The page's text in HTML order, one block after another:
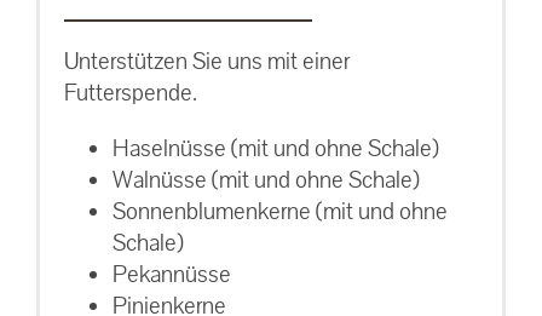
Unterstützen Sie uns mit einer
Futterspende.
Haselnüsse (mit und ohne Schale)
Walnüsse (mit und ohne Schale)
Sonnenblumenkerne (mit und ohne
Schale)
Pekannüsse
Pinienkerne